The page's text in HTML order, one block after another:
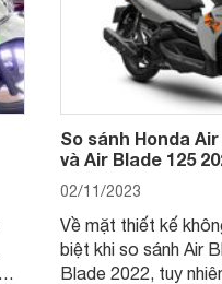
So sánh Honda
và Air Blade 125
02/11/2023
Về mặt thiết kế
biệt khi so sánh Air
Blade 2022, tuy